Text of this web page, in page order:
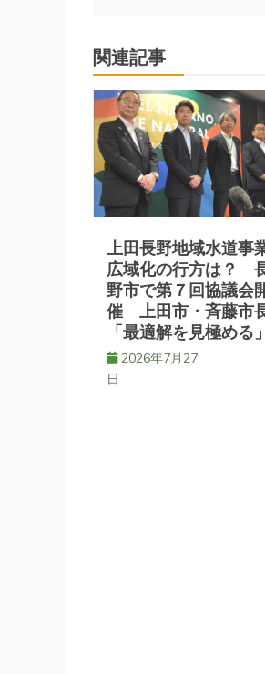
ナ
ビ
ゲ
ー
シ
ョ
ン
関連記事
上田長野地域水道事
広域化の行方は？
野市で第７回協議会
催 上田市・斉藤市
「最適解を見極める」
2026年7月27
日